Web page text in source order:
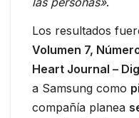
Los resultados
Volumen 7,
Heart Journal –
a Samsung como
compañía planea